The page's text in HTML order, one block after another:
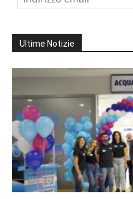
Ultime Notizie